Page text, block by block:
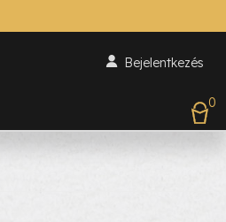
Bejelentkezés
0